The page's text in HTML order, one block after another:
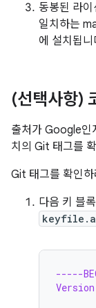
동봉된 라
일치하는
에 설치됩니
(선택사항)
출처가 Google인
치의 Git 태그를
Git 태그를 확인
다음 키 블
-----
Version